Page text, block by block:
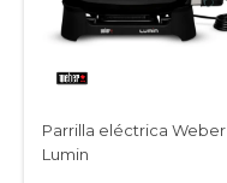
Parrilla eléctrica Weber
Lumin